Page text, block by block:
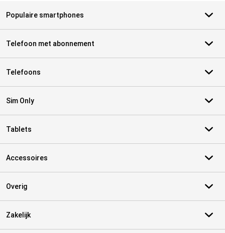
Populaire smartphones
Telefoon met abonnement
Telefoons
Sim Only
Tablets
Accessoires
Overig
Zakelijk